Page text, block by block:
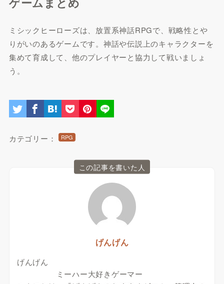
ミシックヒーローズは、放置系神話RPGで、戦略性とや
りがいのあるゲームです。神話や伝説上のキャラクターを
集めて育成して、他のプレイヤーと協力して戦いましょ
う。
カテゴリー： RPG
この記事を書いた人
げんげん
げんげん
ミーハー大好きゲーマー